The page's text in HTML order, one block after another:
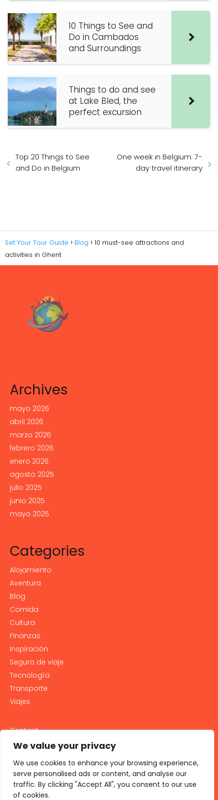
We value your privacy
We use cookies to enhance your browsing experience,
serve personalised ads or content, and analyse our
traffic. By clicking "Accept All", you consent to our use
of cookies.
10 Things to See and
Do in Cambados
and Surroundings
Things to do and see
at Lake Bled, the
perfect excursion
Top 20 Things to See
and Do in Belgium
One week in Belgium: 7-
day travel itinerary
Set Your Tour Guide Blog
10 must-see attractions and
activities in Ghent
Archives
mayo 2026
abril 2026
marzo 2026
febrero 2026
enero 2026
agosto 2025
julio 2025
junio 2025
mayo 2025
Categories
Alojamiento
Aventura
Blog
Comida
Cultura
Finanzas
Inspiración
Seguro de viaje
Tecnología
Transporte
Viajes
Contact
PRIVACY POLICY
LEGAL NOTICE AND GENERAL TERMS OF USE